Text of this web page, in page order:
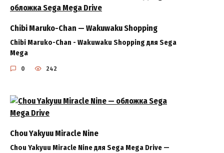
Chibi Maruko-Chan — Wakuwaku Shopping
Chibi Maruko-Chan - Wakuwaku Shopping для Sega
Mega
0 242
Chou Yakyuu Miracle Nine
Chou Yakyuu Miracle Nine для Sega Mega Drive —